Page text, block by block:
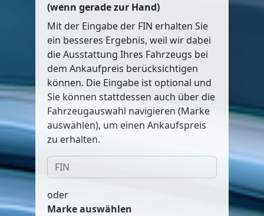
(wenn gerade zur Hand)
Mit der Eingabe der FIN erhalten Sie
ein besseres Ergebnis, weil wir dabei
die Ausstattung Ihres Fahrzeugs bei
dem Ankaufpreis berücksichtigen
können. Die Eingabe ist optional und
Sie können stattdessen auch über die
Fahrzeugauswahl navigieren (Marke
auswählen), um einen Ankaufspreis
zu erhalten.
oder
Marke auswählen